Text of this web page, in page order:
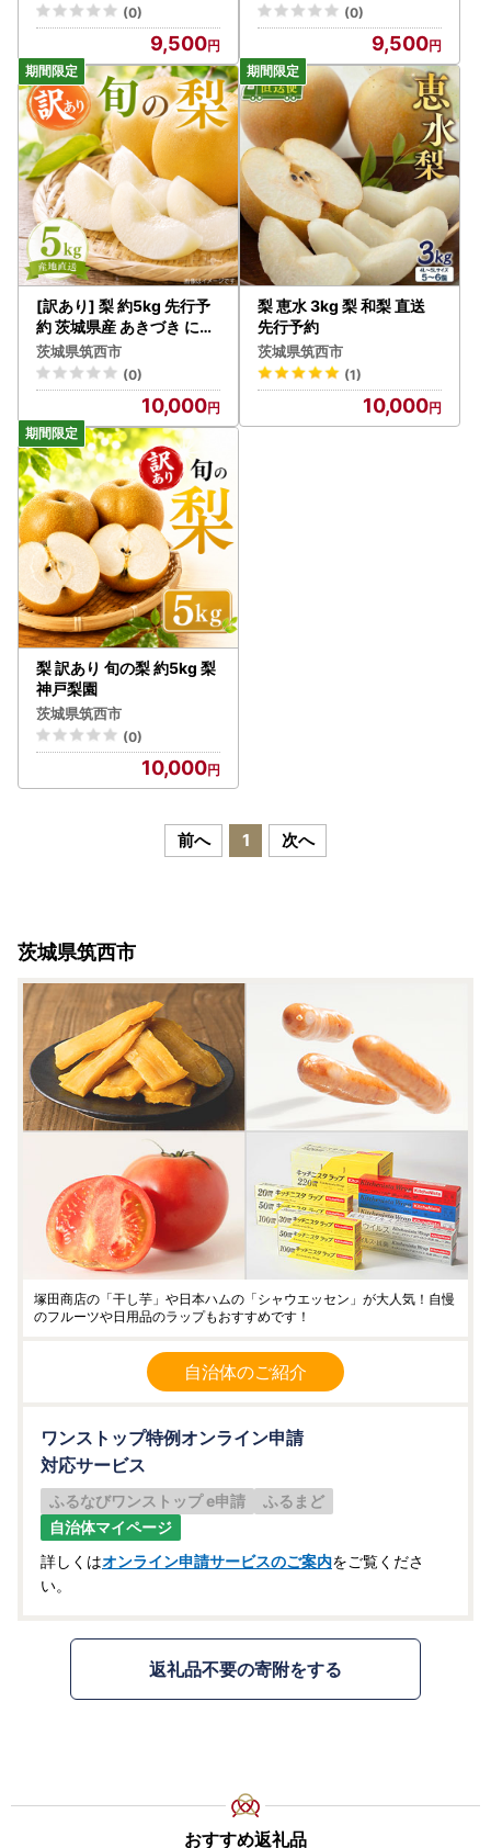
(0)
9,500
(0)
9,500
[訳あり] 梨 約5kg 先行予
約 茨城県産 あきづき にっ
こり おまかせ 期間限定 20
26年
茨城県筑西市
(0)
10,000
梨 恵水 3kg 梨 和梨 直送
先行予約
茨城県筑西市
(1)
10,000
梨 訳あり 旬の梨 約5kg 梨
神戸梨園
茨城県筑西市
(0)
10,000
前へ 1 次へ
茨城県筑西市
塚田商店の「干し芋」や日本ハムの「シャウエッセン」が大人気！自慢
のフルーツや日用品のラップもおすすめです！
自治体のご紹介
ワンストップ特例オンライン申請
対応サービス
ふるなびワンストップ e申請
ふるまど
自治体マイページ
詳しくはオンライン申請サービスのご案内をご覧くださ
い。
返礼品不要の寄附をする
おすすめ返礼品